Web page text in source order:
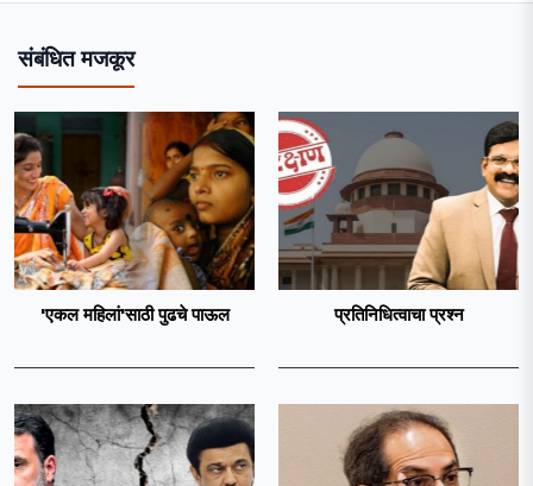
संबंधित मजकूर
'एकल महिलां'साठी पुढचे पाऊल प्रतिनिधित्वाचा प्रश्न